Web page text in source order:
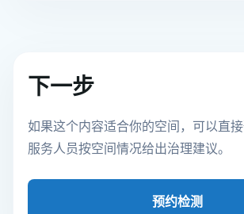
下一步
如果这个内容适合你的空间，可以直
服务人员按空间情况给出治理建议。
预约检测